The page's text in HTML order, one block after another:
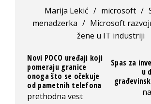
Marija Lekić / microsoft /
menadzerka / Microsoft
žene u IT industriji
Novi POCO uređaji koji
pomeraju granice
onoga što se očekuje
od pametnih telefona
prethodna vest
Spas za
u